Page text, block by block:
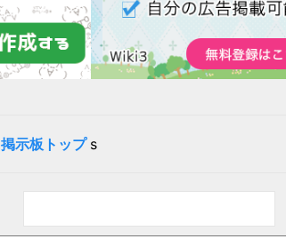
掲示板トップ s